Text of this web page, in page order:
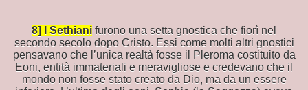
8] I Sethiani furono una setta gnostica che fiorì nel
secondo secolo dopo Cristo. Essi come molti altri gnostici
pensavano che l’unica realtà fosse il Pleroma costituito da
Eoni, entità immateriali e meravigliose e credevano che il
mondo non fosse stato creato da Dio, ma da un essere
325 a.C.